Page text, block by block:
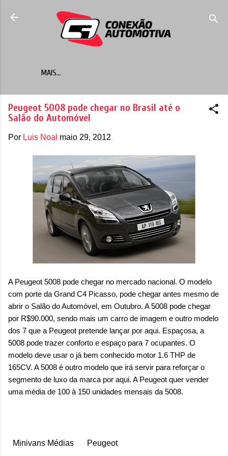
Pular para o conteúdo principal
MAIS…
Peugeot 5008 pode chegar no Brasil até o
Salão do Automóvel
Por Luis Noal maio 29, 2012
A Peugeot 5008 pode chegar no mercado nacional. O modelo
com porte da Grand C4 Picasso, pode chegar antes mesmo de
abrir o Salão do Automóvel, em Outubro. A 5008 pode chegar
por R$90.000, sendo mais um carro de imagem e outro modelo
dos 7 que a Peugeot pretende lançar por aqui. Espaçosa, a
5008 pode trazer conforto e espaço para 7 ocupantes. O
modelo deve usar o já bem conhecido motor 1.6 THP de
165CV. A 5008 é outro modelo que irá servir para reforçar o
segmento de luxo da marca por aqui. A Peugeot quer vender
uma média de 100 à 150 unidades mensais da 5008.
Minivans Médias Peugeot